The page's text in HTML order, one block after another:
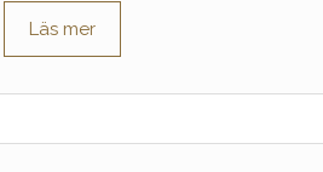
Läs mer